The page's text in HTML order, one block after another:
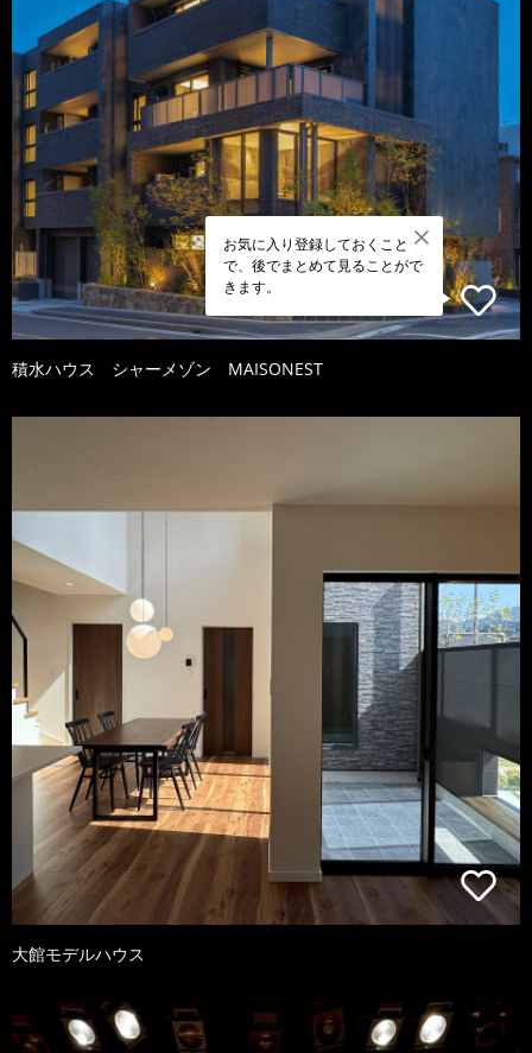
お気に入り登録しておくこと
で、後でまとめて見ることがで
きます。
積水ハウス シャーメゾン MAISONEST
大館モデルハウス